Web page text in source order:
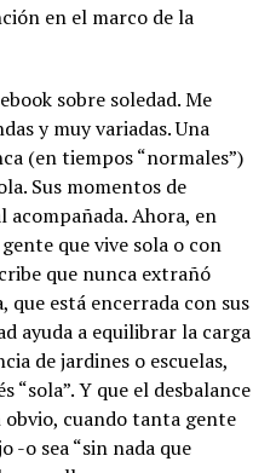
en el marco de la
sobre soledad. Me
y muy variadas. Una
(en tiempos “normales”)
Sus momentos de
acompañada. Ahora, en
que vive sola o con
que nunca extrañó
está encerrada con sus
ayuda a equilibrar la carga
de jardines o escuelas,
“sola”. Y que el desbalance
obvio, cuando tanta gente
-o sea “sin nada que